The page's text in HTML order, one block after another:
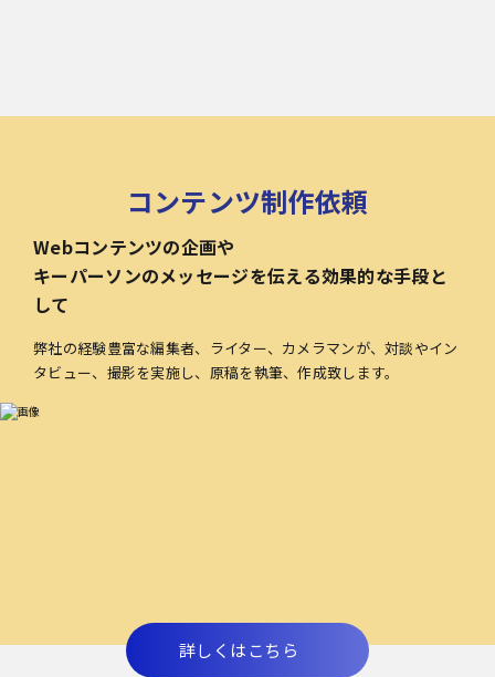
コンテンツ制作依頼
Webコンテンツの企画や
キーパーソンのメッセージを伝える効果的な手段と
して
弊社の経験豊富な編集者、ライター、カメラマンが、対談やイン
タビュー、撮影を実施し、原稿を執筆、作成致します。
詳しくはこちら